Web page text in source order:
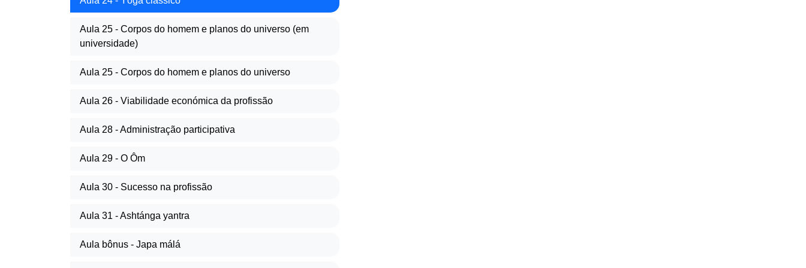
Aula 25 - Corpos do homem e planos do universo (em
universidade)
Aula 25 - Corpos do homem e planos do universo
Aula 26 - Viabilidade económica da profissão
Aula 28 - Administração participativa
Aula 29 - O Ôm
Aula 30 - Sucesso na profissão
Aula 31 - Ashtánga yantra
Aula bônus - Japa málá